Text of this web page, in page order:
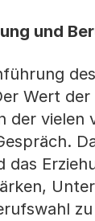
und
Wert
vielen
das